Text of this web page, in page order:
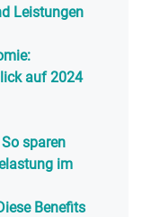
Leistungen
auf 2024
sparen
im
Benefits